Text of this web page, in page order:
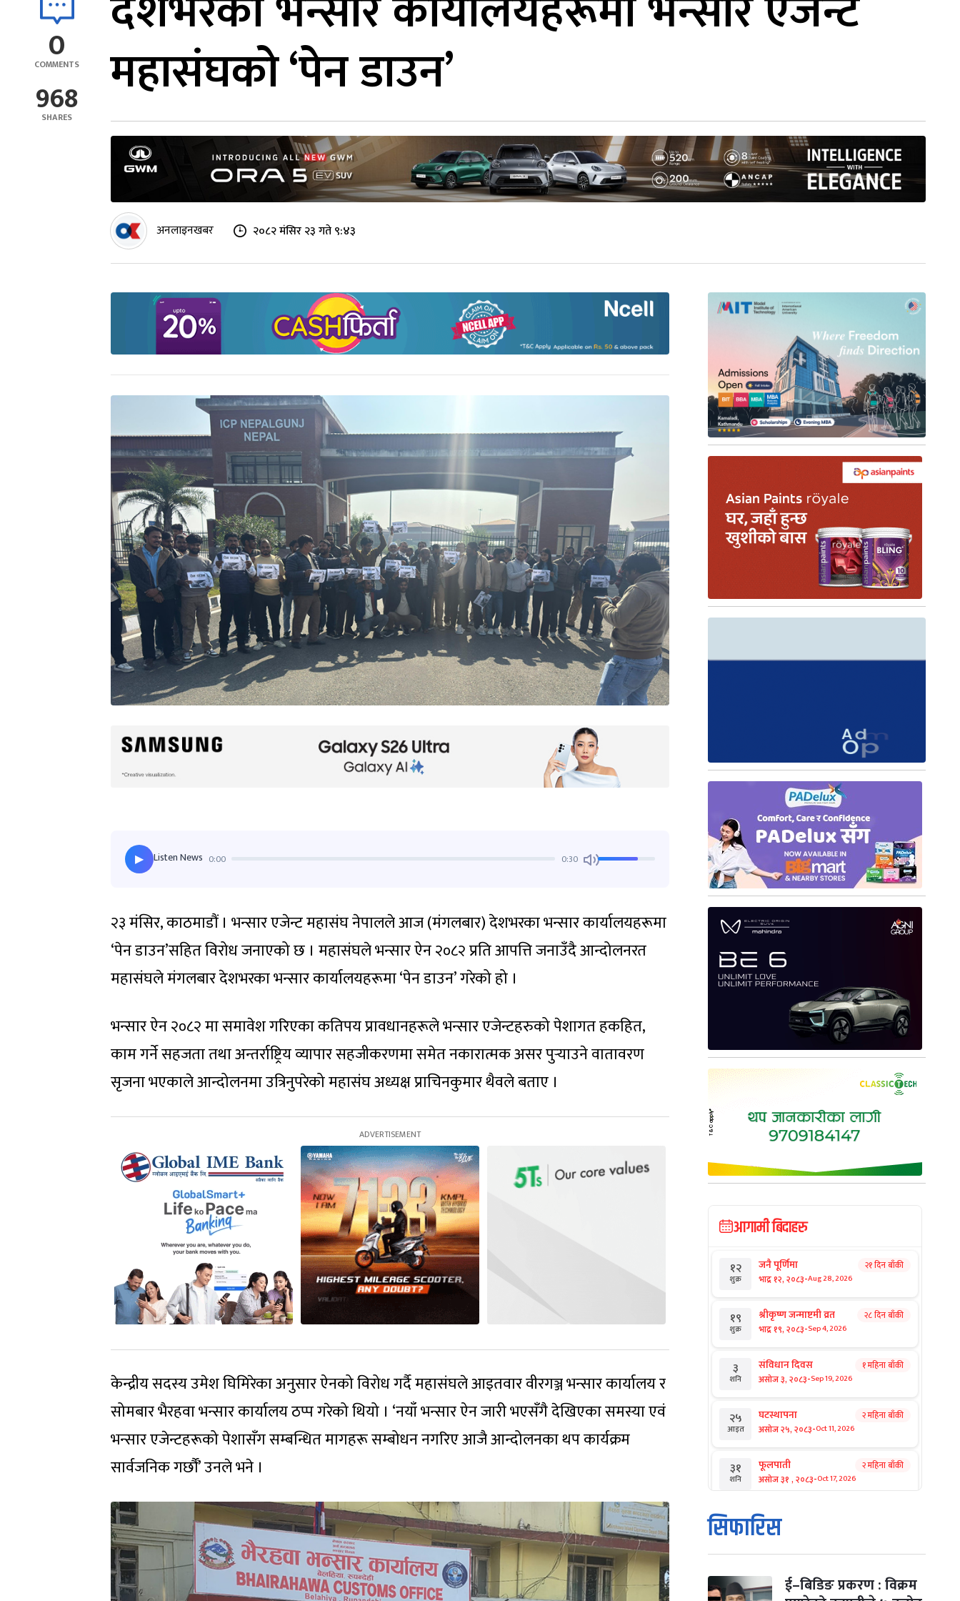
0
COMMENTS
968
SHARES
महासंघको ‘पेन डाउन’
अनलाइनखबर २०८२ मंसिर २३ गते ९:४३
▶ Listen News 0:00 0:30
२३ मंसिर, काठमाडौं । भन्सार एजेन्ट महासंघ नेपालले आज (मंगलबार) देशभरका भन्सार कार्यालयहरूमा
‘पेन डाउन’सहित विरोध जनाएको छ । महासंघले भन्सार ऐन २०८२ प्रति आपत्ति जनाउँदै आन्दोलनरत
महासंघले मंगलबार देशभरका भन्सार कार्यालयहरूमा ‘पेन डाउन’ गरेको हो ।
भन्सार ऐन २०८२ मा समावेश गरिएका कतिपय प्रावधानहरूले भन्सार एजेन्टहरुको पेशागत हकहित,
काम गर्ने सहजता तथा अन्तर्राष्ट्रिय व्यापार सहजीकरणमा समेत नकारात्मक असर पुर्‍याउने वातावरण
सृजना भएकाले आन्दोलनमा उत्रिनुपरेको महासंघ अध्यक्ष प्राचिनकुमार थैवले बताए ।
केन्द्रीय सदस्य उमेश घिमिरेका अनुसार ऐनको विरोध गर्दै महासंघले आइतवार वीरगञ्ज भन्सार कार्यालय र
सोमबार भैरहवा भन्सार कार्यालय ठप्प गरेको थियो । ‘नयाँ भन्सार ऐन जारी भएसँगै देखिएका समस्या एवं
भन्सार एजेन्टहरूको पेशासँग सम्बन्धित मागहरू सम्बोधन नगरिए आजै आन्दोलनका थप कार्यक्रम
सार्वजनिक गर्छौं’ उनले भने ।
आगामी बिदाहरु
१२
शुक्र
जनै पूर्णिमा
भाद्र १२, २०८३-Aug 28, 2026
२१ दिन बाँकी
१९
शुक्र
श्रीकृष्ण जन्माष्टमी व्रत
भाद्र १९, २०८३-Sep 4, 2026
२८ दिन बाँकी
३
शनि
संविधान दिवस
असोज ३, २०८३-Sep 19, 2026
१ महिना बाँकी
२५
आइत
घटस्थापना
असोज २५, २०८३-Oct 11, 2026
२ महिना बाँकी
३१
शनि
फूलपाती
असोज ३१ , २०८३-Oct 17, 2026
२ महिना बाँकी
१
आइत
कार्तिक सङ्क्रान्ति
कार्तिक १, २०८३
मंगल कार्तिक ३, २०८३-Oct 20, 2026
सिफारिस
ई–बिडिङ प्रकरण : विक्रम